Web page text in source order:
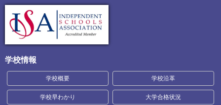
学校情報
学校概要 学校沿革
学校早わかり 大学合格状況